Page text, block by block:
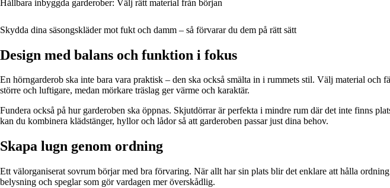
Hållbara inbyggda garderober: Välj rätt material från början
Skydda dina säsongskläder mot fukt och damm – så förvarar du dem på rätt sätt
Design med balans och funktion i fokus
En hörngarderob ska inte bara vara praktisk – den ska också smälta in i rummets stil. Välj material
större och luftigare, medan mörkare träslag ger värme och karaktär.
Fundera också på hur garderoben ska öppnas. Skjutdörrar är perfekta i mindre rum där det inte finns
kan du kombinera klädstänger, hyllor och lådor så att garderoben passar just dina behov.
Skapa lugn genom ordning
Ett välorganiserat sovrum börjar med bra förvaring. När allt har sin plats blir det enklare att hålla
belysning och speglar som gör vardagen mer överskådlig.